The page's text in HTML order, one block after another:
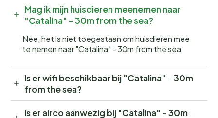
Mag ik mijn huisdieren meenemen naar
"Catalina" - 30m from the sea?
Nee, het is niet toegestaan om huisdieren mee
te nemen naar "Catalina" - 30m from the sea
Is er wifi beschikbaar bij "Catalina" - 30m
from the sea?
Is er airco aanwezig bij "Catalina" - 30m